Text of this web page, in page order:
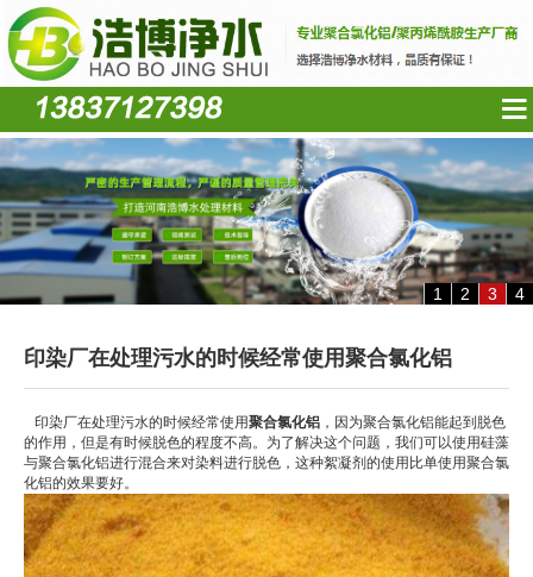
1 2 3 4
印染厂在处理污水的时候经常使用聚合氯化铝
印染厂在处理污水的时候经常使用聚合氯化铝 ，因为聚合氯化铝能起到脱色
的作用，但是有时候脱色的程度不高。为了解决这个问题，我们可以使用硅藻
与聚合氯化铝进行混合来对染料进行脱色，这种絮凝剂的使用比单使用聚合氯
化铝的效果要好。